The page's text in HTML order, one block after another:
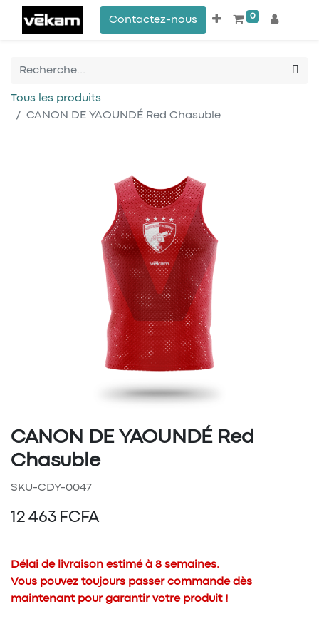
0
Contactez-nous
Tous les produits
CANON DE YAOUNDÉ Red Chasuble
CANON DE YAOUNDÉ Red
Chasuble
SKU-CDY-0047
12 463 FCFA
Délai de livraison estimé à 8 semaines.
Vous pouvez toujours passer commande dès
maintenant pour garantir votre produit !